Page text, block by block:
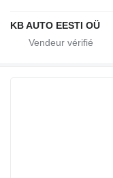
KB AUTO EESTI OÜ